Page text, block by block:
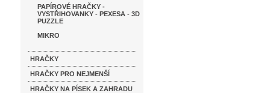
PAPÍROVÉ HRAČKY -
VYSTŘIHOVANKY - PEXESA - 3D
PUZZLE
MIKRO
HRAČKY
HRAČKY PRO NEJMENŠÍ
HRAČKY NA PÍSEK A ZAHRADU